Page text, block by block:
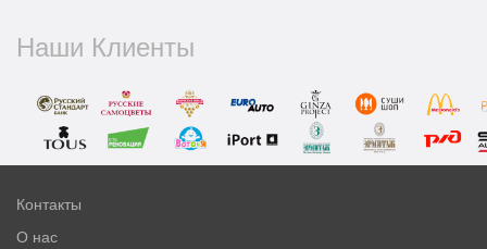
Наши Клиенты
Контакты
О нас